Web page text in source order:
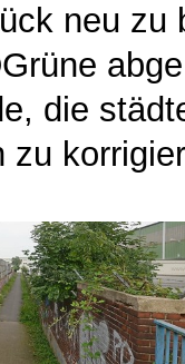
neu
die
zu